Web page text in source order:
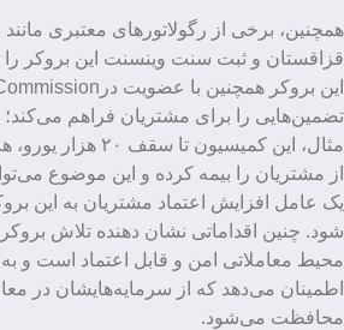
همچنین، برخی از رگولاتورهای معتبری
قزاقستان و ثبت سنت وینسنت این بروکر را
تضمین‌هایی را برای مشتریان فراهم می‌کند؛
مثال، این کمیسیون تا
از مشتریان را بیمه کرده و این موضوع
یک عامل افزایش اعتماد مشتریان به این
شود. چنین اقداماتی نشان دهنده تلاش بروکر
محیط معاملاتی امن و قابل اعتماد است و
اطمینان می‌دهد که از سرمایه‌هایشان در
محافظت می‌شود.